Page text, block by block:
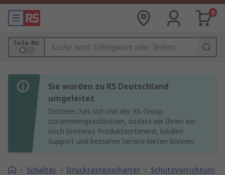
0
Teile-Nr.
Sie wurden zu RS Deutschland
umgeleitet
Distrelec hat sich mit der RS Group
zusammengeschlossen, sodass wir Ihnen ein
noch breiteres Produktsortiment, lokalen
Support und besseren Service bieten können.
/ Schalter / Drucktastenschalter / Schutzvorrichtungen